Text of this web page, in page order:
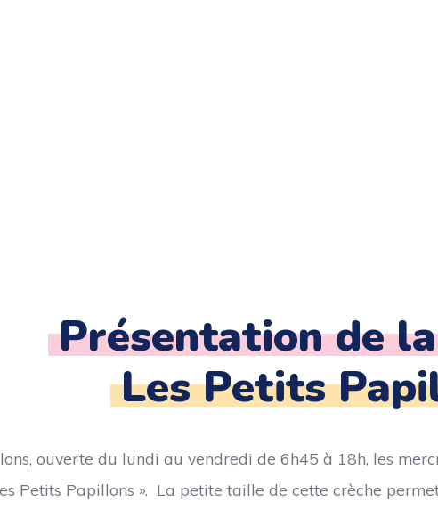
Présentation de
Les Petits
ouverte du lundi au vendredi de 6h45 à 18h, les
Petits Papillons ». La petite taille de cette crèche